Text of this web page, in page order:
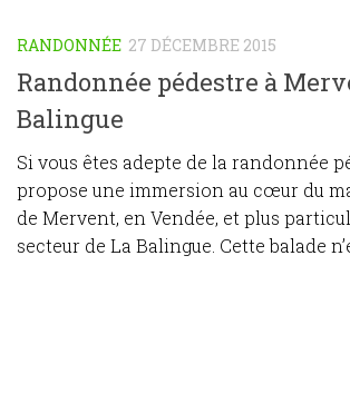
RANDONNÉE 27 DÉCEMBRE 2015
Randonnée pédestre à
Balingue
Si vous êtes adepte de la randonnée
propose une immersion au cœur du
de Mervent, en Vendée, et plus
secteur de La Balingue. Cette balade